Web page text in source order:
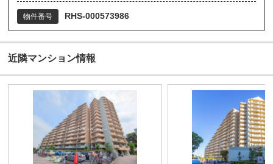
物件番号 RHS-000573986
近隣マンション情報